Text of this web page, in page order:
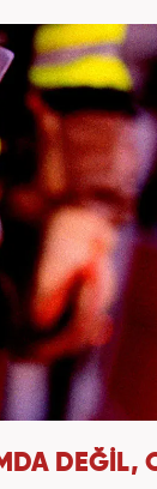
DEĞİL,